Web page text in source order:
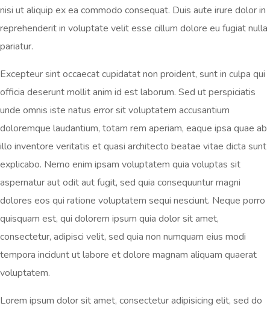
nisi ut aliquip ex ea commodo consequat. Duis aute irure dolor in
reprehenderit in voluptate velit esse cillum dolore eu fugiat nulla
pariatur.
Excepteur sint occaecat cupidatat non proident, sunt in culpa qui
officia deserunt mollit anim id est laborum. Sed ut perspiciatis
unde omnis iste natus error sit voluptatem accusantium
doloremque laudantium, totam rem aperiam, eaque ipsa quae ab
illo inventore veritatis et quasi architecto beatae vitae dicta sunt
explicabo. Nemo enim ipsam voluptatem quia voluptas sit
aspernatur aut odit aut fugit, sed quia consequuntur magni
dolores eos qui ratione voluptatem sequi nesciunt. Neque porro
quisquam est, qui dolorem ipsum quia dolor sit amet,
consectetur, adipisci velit, sed quia non numquam eius modi
tempora incidunt ut labore et dolore magnam aliquam quaerat
voluptatem.
Lorem ipsum dolor sit amet, consectetur adipisicing elit, sed do